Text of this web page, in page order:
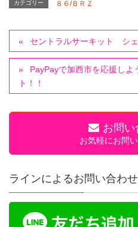
カテゴリー ８６/ＢＲＺ
セントラルサーキット シェ
PayPayで加西市を応援しよ
ト！！
お問い
お気軽にお問
ラインによるお問い合わせ